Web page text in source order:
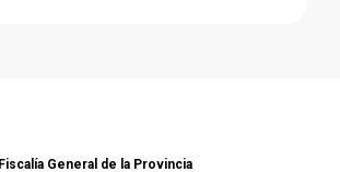
Fiscalía General de la Provincia